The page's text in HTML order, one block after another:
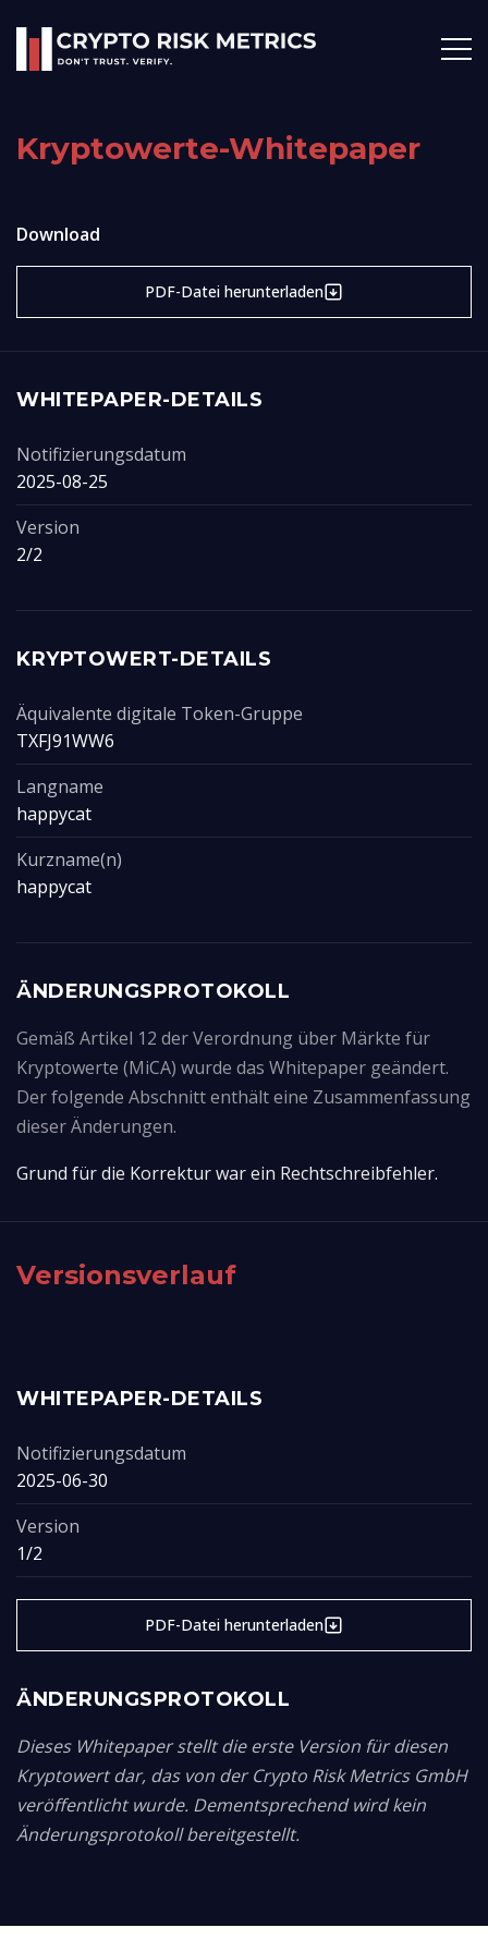
Kryptowerte-Whitepaper
Download
PDF-Datei herunterladen
WHITEPAPER-DETAILS
Notifizierungsdatum
2025-08-25
Version
2/2
KRYPTOWERT-DETAILS
Äquivalente digitale Token-Gruppe
TXFJ91WW6
Langname
happycat
Kurzname(n)
happycat
ÄNDERUNGSPROTOKOLL
Gemäß Artikel 12 der Verordnung über Märkte für
Kryptowerte (MiCA) wurde das Whitepaper geändert.
Der folgende Abschnitt enthält eine Zusammenfassung
dieser Änderungen.
Grund für die Korrektur war ein Rechtschreibfehler.
Versionsverlauf
WHITEPAPER-DETAILS
Notifizierungsdatum
2025-06-30
Version
1/2
PDF-Datei herunterladen
ÄNDERUNGSPROTOKOLL
Dieses Whitepaper stellt die erste Version für diesen
Kryptowert dar, das von der Crypto Risk Metrics GmbH
veröffentlicht wurde. Dementsprechend wird kein
Änderungsprotokoll bereitgestellt.